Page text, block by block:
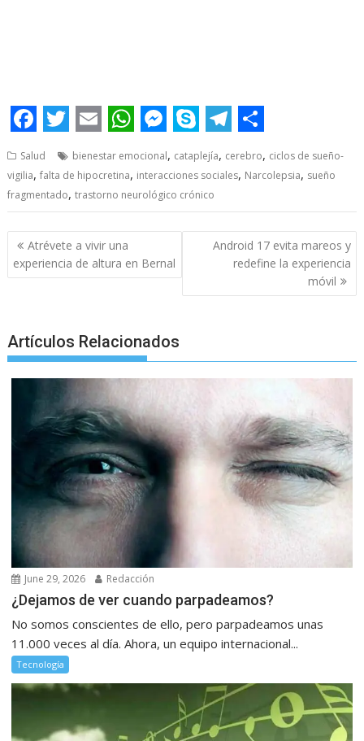
F
a
c
e
b
o
k
T
w
i
t
t
e
E
m
a
i
l
W
h
a
t
s
A
p
M
e
s
s
n
r
S
k
y
p
T
e
l
e
g
a
S
h
r
e
Salud bienestar emocional, cataplejía, cerebro, ciclos de sueño-
vigilia,falta de hipocretina, interacciones sociales, Narcolepsia, sueño
fragmentado,trastorno neurológico crónico
Post
navigation
Atrévete a vivir una
experiencia de altura en Bernal
Android 17 evita mareos y
redefine la experiencia
móvil
Artículos Relacionados
June 29, 2026 Redacción
¿Dejamos de ver cuando parpadeamos?
No somos conscientes de ello, pero parpadeamos unas
11.000 veces al día. Ahora, un equipo internacional...
Tecnología